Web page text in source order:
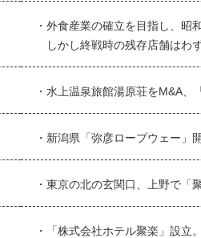
外食産業の確立を目指し、昭
しかし終戦時の残存店舗はわ
水上温泉旅館湯原荘をM&A、
新潟県「弥彦ロープウェー」開
東京の北の玄関口、上野で「
「株式会社ホテル聚楽」設立。